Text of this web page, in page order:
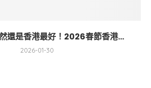
還是香港最好！2026春節香港...
2026-01-30